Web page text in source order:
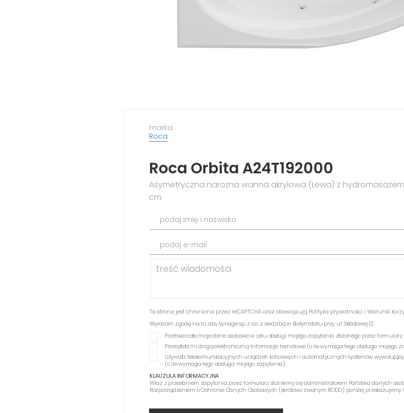
marka
Roca
Roca Orbita A24T192000
Asymetryczna narożna wanna akrylowa (Lewa) z hydromasażem
cm
podaj imię i nazwisko
podaj e-mail
Ta strona jest chroniona przez reCAPTCHA oraz obowiązują Polityka prywatności i Warunki
Wyrażam zgodę na to, aby Synage sp. z o.o. z siedzibą w Białymstoku przy ul. Składowej 12:
Przetwarzała moje dane osobowe w celu obsługi mojego zapytania złożonego przez formularz.
Przesyłała mi drogą elektroniczną informacje handlowe (o ile wymaga tego obsługa mojego
Używała telekomunikacyjnych urządzeń końcowych i automatycznych systemów
(o ile wymaga tego obsługa mojego zapytania).
KLAUZULA INFORMACYJNA
Wraz z przesłaniem zapytania przez formularz staniemy się administratorem Państwa danych
Rozporządzeniem o Ochronie Danych Osobowych (skrótowo zwanym RODO) poniżej